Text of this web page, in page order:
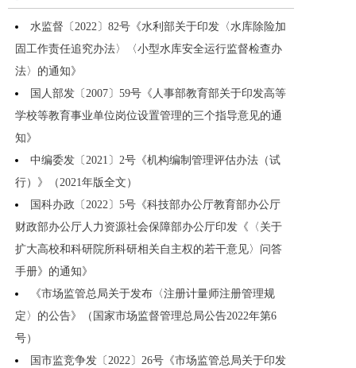
水监督〔2022〕82号《水利部关于印发〈水库除险加
固工作责任追究办法〉〈小型水库安全运行监督检查办
法〉的通知》
国人部发〔2007〕59号《人事部教育部关于印发高等
学校等教育事业单位岗位设置管理的三个指导意见的通
知》
中编委发〔2021〕2号《机构编制管理评估办法（试
行）》（2021年版全文）
国科办政〔2022〕5号《科技部办公厅教育部办公厅
财政部办公厅人力资源社会保障部办公厅印发《〈关于
扩大高校和科研院所科研相关自主权的若干意见〉问答
手册》的通知》
《市场监管总局关于发布〈注册计量师注册管理规
定〉的公告》（国家市场监督管理总局公告2022年第6
号）
国市监竞争发〔2022〕26号《市场监管总局关于印发